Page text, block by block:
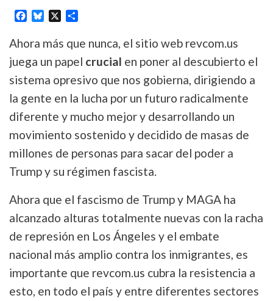
Facebook
Bluesky
X
Ahora más que nunca, el sitio web revcom.us
juega un papel crucial en poner al descubierto el
sistema opresivo que nos gobierna, dirigiendo a
la gente en la lucha por un futuro radicalmente
diferente y mucho mejor y desarrollando un
movimiento sostenido y decidido de masas de
millones de personas para sacar del poder a
Trump y su régimen fascista.
Ahora que el fascismo de Trump y MAGA ha
alcanzado alturas totalmente nuevas con la racha
de represión en Los Ángeles y el embate
nacional más amplio contra los inmigrantes, es
importante que revcom.us cubra la resistencia a
esto, en todo el país y entre diferentes sectores